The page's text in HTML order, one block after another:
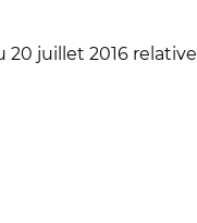
20 juillet 2016